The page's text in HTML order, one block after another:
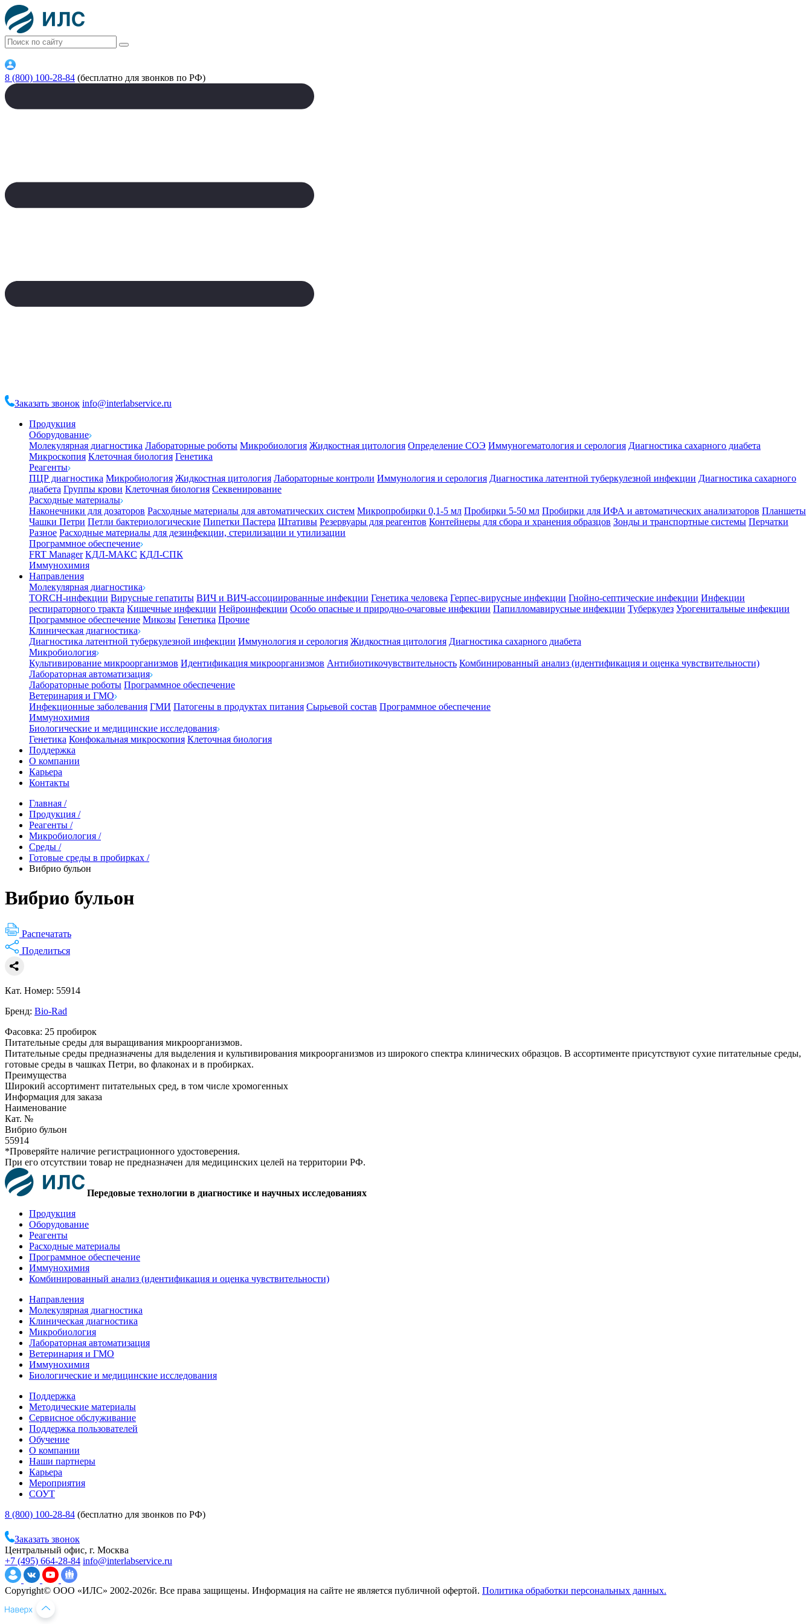
8 (800) 100-28-84 (бесплатно для звонков по РФ)
Заказать звонок info@interlabservice.ru
Продукция
Оборудование
Молекулярная диагностика Лабораторные роботы Микробиология Жидкостная цитология Определение СОЭ Иммуногематология и серология Диагностика сахарного диабета
Микроскопия Клеточная биология Генетика
Реагенты
ПЦР диагностика Микробиология Жидкостная цитология Лабораторные контроли Иммунология и серология Диагностика латентной туберкулезной инфекции Диагностика сахарного
диабета Группы крови Клеточная биология Секвенирование
Расходные материалы
Наконечники для дозаторов Расходные материалы для автоматических систем Микропробирки 0,1-5 мл Пробирки 5-50 мл Пробирки для ИФА и автоматических анализаторов Планшеты
Чашки Петри Петли бактериологические Пипетки Пастера Штативы Резервуары для реагентов Контейнеры для сбора и хранения образцов Зонды и транспортные системы Перчатки
Разное Расходные материалы для дезинфекции, стерилизации и утилизации
Программное обеспечение
FRT Manager КДЛ-МАКС КДЛ-СПК
Иммунохимия
Направления
Молекулярная диагностика
TORCH-инфекции Вирусные гепатиты ВИЧ и ВИЧ-ассоциированные инфекции Генетика человека Герпес-вирусные инфекции Гнойно-септические инфекции Инфекции
респираторного тракта Кишечные инфекции Нейроинфекции Особо опасные и природно-очаговые инфекции Папилломавирусные инфекции Туберкулез Урогенитальные инфекции
Программное обеспечение Микозы Генетика Прочие
Клиническая диагностика
Диагностика латентной туберкулезной инфекции Иммунология и серология Жидкостная цитология Диагностика сахарного диабета
Микробиология
Культивирование микроорганизмов Идентификация микроорганизмов Антибиотикочувствительность Комбинированный анализ (идентификация и оценка чувствительности)
Лабораторная автоматизация
Лабораторные роботы Программное обеспечение
Ветеринария и ГМО
Инфекционные заболевания ГМИ Патогены в продуктах питания Сырьевой состав Программное обеспечение
Иммунохимия
Биологические и медицинские исследования
Генетика Конфокальная микроскопия Клеточная биология
Поддержка
О компании
Карьера
Контакты
Главная /
Продукция /
Реагенты /
Микробиология /
Среды /
Готовые среды в пробирках /
Вибрио бульон
Вибрио бульон
Распечатать
Поделиться
Кат. Номер: 55914
Бренд: Bio-Rad
Фасовка: 25 пробирок
Питательные среды для выращивания микроорганизмов.
Питательные среды предназначены для выделения и культивирования микроорганизмов из широкого спектра клинических образцов. В ассортименте присутствуют сухие питательные среды,
готовые среды в чашках Петри, во флаконах и в пробирках.
Преимущества
Широкий ассортимент питательных сред, в том числе хромогенных
Информация для заказа
Наименование
Кат. №
Вибрио бульон
55914
*Проверяйте наличие регистрационного удостоверения.
При его отсутствии товар не предназначен для медицинских целей на территории РФ.
Передовые технологии в диагностике и научных исследованиях
Продукция
Оборудование
Реагенты
Расходные материалы
Программное обеспечение
Иммунохимия
Комбинированный анализ (идентификация и оценка чувствительности)
Направления
Молекулярная диагностика
Клиническая диагностика
Микробиология
Лабораторная автоматизация
Ветеринария и ГМО
Иммунохимия
Биологические и медицинские исследования
Поддержка
Методические материалы
Сервисное обслуживание
Поддержка пользователей
Обучение
О компании
Наши партнеры
Карьера
Мероприятия
СОУТ
8 (800) 100-28-84 (бесплатно для звонков по РФ)
Заказать звонок
Центральный офис, г. Москва
+7 (495) 664-28-84 info@interlabservice.ru
Copyright© ООО «ИЛС» 2002-2026г. Все права защищены. Информация на сайте не является публичной офертой. Политика обработки персональных данных.